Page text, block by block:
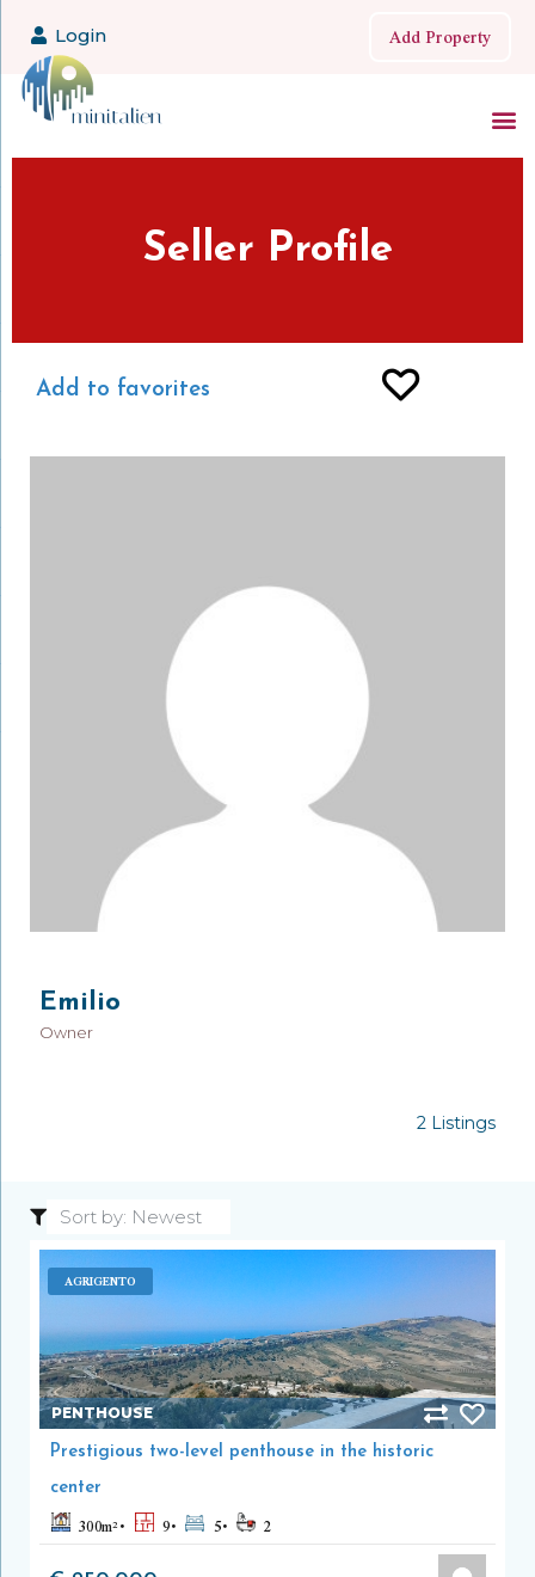
Login Add Property
Seller Profile
Add to favorites
Emilio
Owner
2 Listings
AGRIGENTO
PENTHOUSE
Prestigious two-level penthouse in the historic
center
300m² 9 5 2